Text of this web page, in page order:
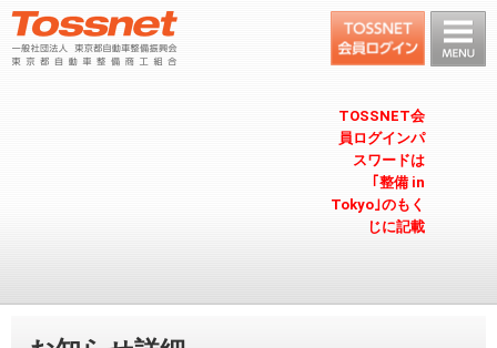
TOSSNET会
員ログインパ
スワードは
｢整備 in
Tokyo｣のもく
じに記載